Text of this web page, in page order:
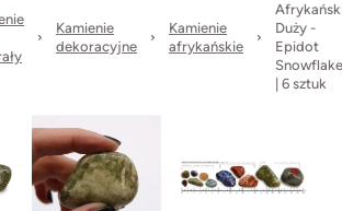
Kamienie
dekoracyjne
Kamienie
afrykańskie
Duży -
Epidot
Snowflake
| 6 sztuk